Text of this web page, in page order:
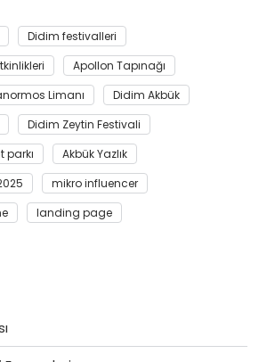
Didim festivalleri
Apollon Tapınağı
Limanı
Didim Akbük
Didim Zeytin Festivali
Akbük Yazlık
mikro influencer
landing page